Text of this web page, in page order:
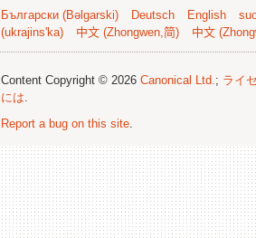
Български (Bəlgarski)
Deutsch English
(ukrajins'ka)
中文 (Zhongwen,简) 中文
Content Copyright © 2026 Canonical Ltd.; ライ
には.
Report a bug on this site.